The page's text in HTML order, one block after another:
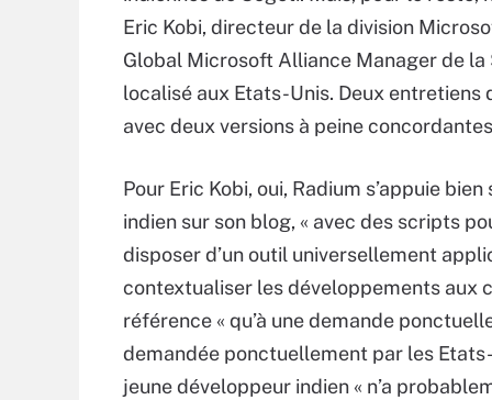
Eric Kobi, directeur de la division
Global Microsoft Alliance Manager de
localisé aux Etats-Unis. Deux
avec deux versions à peine
Pour Eric Kobi, oui, Radium s’appuie
indien sur son blog, « avec des scripts
disposer d’un outil universellement
contextualiser les développements aux
référence « qu’à une demande
demandée ponctuellement par les
jeune développeur indien « n’a